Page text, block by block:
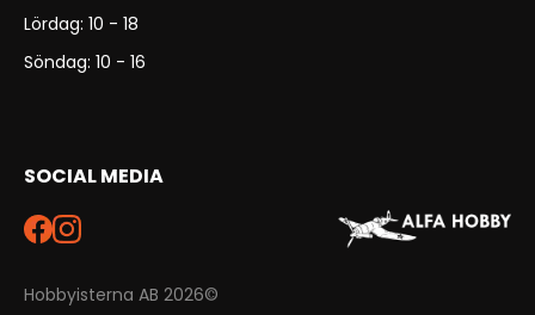
Lördag: 10 - 18
Söndag: 10 - 16
SOCIAL MEDIA
Hobbyisterna AB 2026©